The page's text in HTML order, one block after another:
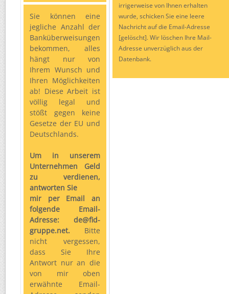
Sie können eine
jegliche Anzahl der
Banküberweisungen
bekommen, alles
hängt nur von
Ihrem Wunsch und
Ihren Möglichkeiten
ab! Diese Arbeit ist
völlig legal und
stößt gegen keine
Gesetze der EU und
Deutschlands.
Um in unserem
Unternehmen Geld
zu verdienen,
antworten Sie
mir per Email an
folgende Email-
Adresse: de@fid-
gruppe.net. Bitte
nicht vergessen,
dass Sie Ihre
Antwort nur an die
von mir oben
erwähnte Email-
irrigerweise von Ihnen erhalten
wurde, schicken Sie eine leere
Nachricht auf die Email-Adresse
[gelöscht]. Wir löschen Ihre Mail-
Adresse unverzüglich aus der
Datenbank.